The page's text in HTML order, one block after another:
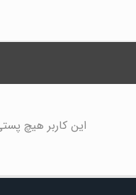
این کاربر هیچ